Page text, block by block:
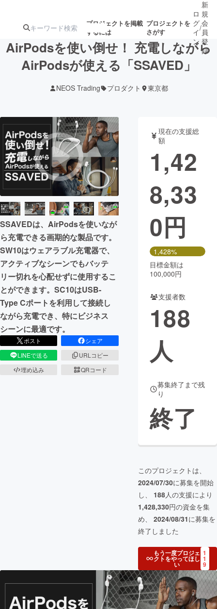
プロジェクトを掲載
するには
プロジェクトを
さがす
ターン
注目の新着プロ
ジェクト
募集終了が近いプ
ロジェクト
アート・写真 音楽
テクノロジー・ガジェット ゲーム・サ
映像・映画
ビジネス・起業
まちづくり・地域活性化
CAMPFIRE for Social Good
CAMPFIRE Creation
CAMPFIREふるさと納税machi-ya コミュニティ
ロ
グ
イ
ン
/
新
規
会
員
登
録
AirPodsを使い倒せ！ 充電しながら
AirPodsが使える「SSAVED」
NEOS Trading プロダクト 東京都
SSAVEDは、AirPodsを使いなが
ら充電できる画期的な製品です。
SW10はウェアラブル充電器で、
アクティブなシーンでもバッテ
リー切れを心配せずに使用するこ
とができます。SC10はUSB-
Type Cポートを利用して接続し
ながら充電でき、特にビジネス
シーンに最適です。
ポスト
シェア
LINEで送る
URLコピー
埋め込み
QRコード
現在の支援総
額
1,42
8,33
0円
1,428%
目標金額は
100,000円
支援者数
188
人
募集終了まで残
り
終了
このプロジェクトは、
2024/07/30に募集を開始
し、 188人の支援により
1,428,330円の資金を集
め、 2024/08/31に募集を
終了しました
もう一度プロジェ
クトをやってほし
い
1
1
9